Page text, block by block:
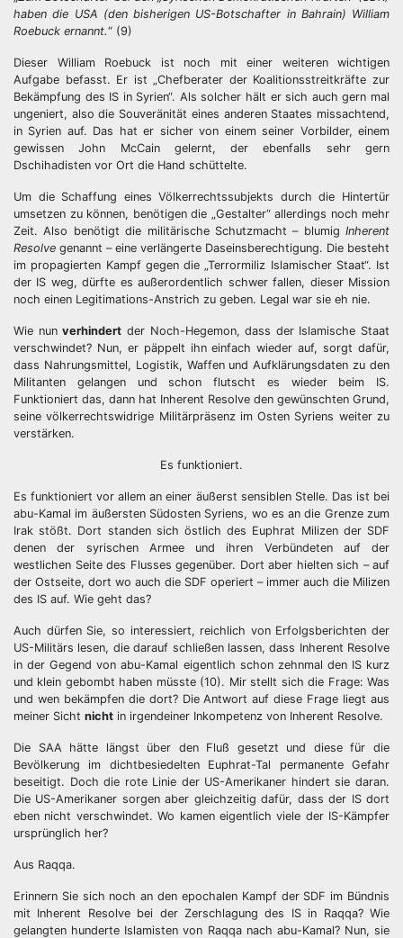
haben die USA (den bisherigen US-Botschafter in Bahrain) William
Roebuck ernannt.“ (9)
Dieser William Roebuck ist noch mit einer weiteren wichtigen
Aufgabe befasst. Er ist „Chefberater der Koalitionsstreitkräfte zur
Bekämpfung des IS in Syrien“. Als solcher hält er sich auch gern mal
ungeniert, also die Souveränität eines anderen Staates missachtend,
in Syrien auf. Das hat er sicher von einem seiner Vorbilder, einem
gewissen John McCain gelernt, der ebenfalls sehr gern
Dschihadisten vor Ort die Hand schüttelte.
Um die Schaffung eines Völkerrechtssubjekts durch die Hintertür
umsetzen zu können, benötigen die „Gestalter“ allerdings noch mehr
Zeit. Also benötigt die militärische Schutzmacht – blumig Inherent
Resolve genannt – eine verlängerte Daseinsberechtigung. Die besteht
im propagierten Kampf gegen die „Terrormiliz Islamischer Staat“. Ist
der IS weg, dürfte es außerordentlich schwer fallen, dieser Mission
noch einen Legitimations-Anstrich zu geben. Legal war sie eh nie.
Wie nunverhindert der Noch-Hegemon, dass der Islamische Staat
verschwindet? Nun, er päppelt ihn einfach wieder auf, sorgt dafür,
dass Nahrungsmittel, Logistik, Waffen und Aufklärungsdaten zu den
Militanten gelangen und schon flutscht es wieder beim IS.
Funktioniert das, dann hat Inherent Resolve den gewünschten Grund,
seine völkerrechtswidrige Militärpräsenz im Osten Syriens weiter zu
verstärken.
Es funktioniert.
Es funktioniert vor allem an einer äußerst sensiblen Stelle. Das ist bei
abu-Kamal im äußersten Südosten Syriens, wo es an die Grenze zum
Irak stößt. Dort standen sich östlich des Euphrat Milizen der SDF
denen der syrischen Armee und ihren Verbündeten auf der
westlichen Seite des Flusses gegenüber. Dort aber hielten sich – auf
der Ostseite, dort wo auch die SDF operiert – immer auch die Milizen
des IS auf. Wie geht das?
Auch dürfen Sie, so interessiert, reichlich von Erfolgsberichten der
US-Militärs lesen, die darauf schließen lassen, dass Inherent Resolve
in der Gegend von abu-Kamal eigentlich schon zehnmal den IS kurz
und klein gebombt haben müsste (10). Mir stellt sich die Frage: Was
und wen bekämpfen die dort? Die Antwort auf diese Frage liegt aus
meiner Sicht nicht in irgendeiner Inkompetenz von Inherent Resolve.
Die SAA hätte längst über den Fluß gesetzt und diese für die
Bevölkerung im dichtbesiedelten Euphrat-Tal permanente Gefahr
beseitigt. Doch die rote Linie der US-Amerikaner hindert sie daran.
Die US-Amerikaner sorgen aber gleichzeitig dafür, dass der IS dort
eben nicht verschwindet. Wo kamen eigentlich viele der IS-Kämpfer
ursprünglich her?
Aus Raqqa.
Erinnern Sie sich noch an den epochalen Kampf der SDF im Bündnis
mit Inherent Resolve bei der Zerschlagung des IS in Raqqa? Wie
gelangten hunderte Islamisten von Raqqa nach abu-Kamal? Nun, sie